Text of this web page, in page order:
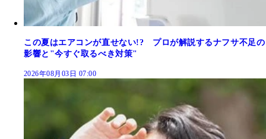
この夏はエアコンが直せない!? プロが解説するナフサ不足の
影響と"今すぐ取るべき対策"
2026年08月03日 07:00